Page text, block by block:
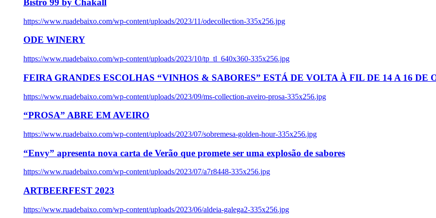
Bistro 99 by Chakall
https://www.ruadebaixo.com/wp-content/uploads/2023/11/odecollection-335x256.jpg
ODE WINERY
https://www.ruadebaixo.com/wp-content/uploads/2023/10/tp_tl_640x360-335x256.jpg
FEIRA GRANDES ESCOLHAS “VINHOS & SABORES” ESTÁ DE VOLTA À FIL DE 14 A 16 DE
https://www.ruadebaixo.com/wp-content/uploads/2023/09/ms-collection-aveiro-prosa-335x256.jpg
“PROSA” ABRE EM AVEIRO
https://www.ruadebaixo.com/wp-content/uploads/2023/07/sobremesa-golden-hour-335x256.jpg
“Envy” apresenta nova carta de Verão que promete ser uma explosão de sabores
https://www.ruadebaixo.com/wp-content/uploads/2023/07/a7r8448-335x256.jpg
ARTBEERFEST 2023
https://www.ruadebaixo.com/wp-content/uploads/2023/06/aldeia-galega2-335x256.jpg